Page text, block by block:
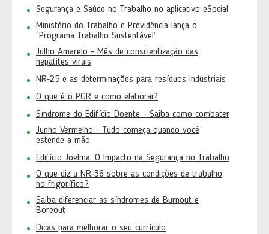
Segurança e Saúde no Trabalho no aplicativo eSocial
Ministério do Trabalho e Previdência lança o
“Programa Trabalho Sustentável”
Julho Amarelo - Mês de conscientização das
hepatites virais
NR-25 e as determinações para resíduos industriais
O que é o PGR e como elaborar?
Síndrome do Edifício Doente - Saiba como combater
Junho Vermelho - Tudo começa quando você
estende a mão
Edifício Joelma: O Impacto na Segurança no Trabalho
O que diz a NR-36 sobre as condições de trabalho
no frigorífico?
Saiba diferenciar as síndromes de Burnout e
Boreout
Dicas para melhorar o seu currículo